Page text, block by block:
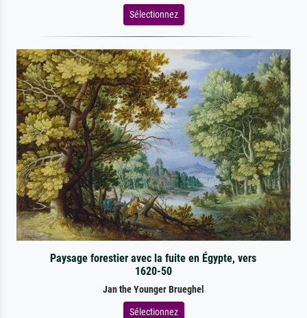
Sélectionnez
Paysage forestier avec la fuite en Égypte, vers
1620-50
Jan the Younger Brueghel
Sélectionnez